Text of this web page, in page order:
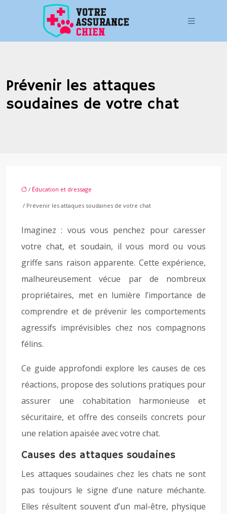
Prévenir les attaques
soudaines de votre chat
/ Éducation et dressage
/ Prévenir les attaques soudaines de votre chat
Imaginez : vous vous penchez pour caresser
votre chat, et soudain, il vous mord ou vous
griffe sans raison apparente. Cette expérience,
malheureusement vécue par de nombreux
propriétaires, met en lumière l’importance de
comprendre et de prévenir les comportements
agressifs imprévisibles chez nos compagnons
félins.
Ce guide approfondi explore les causes de ces
réactions, propose des solutions pratiques pour
assurer une cohabitation harmonieuse et
sécuritaire, et offre des conseils concrets pour
une relation apaisée avec votre chat.
Causes des attaques soudaines
Les attaques soudaines chez les chats ne sont
pas toujours le signe d’une nature méchante.
Elles résultent souvent d’un mal-être, physique